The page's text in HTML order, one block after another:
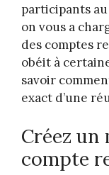
participants
on vous a
des comptes
obéit à
savoir
exact d’une
Créez un
compte